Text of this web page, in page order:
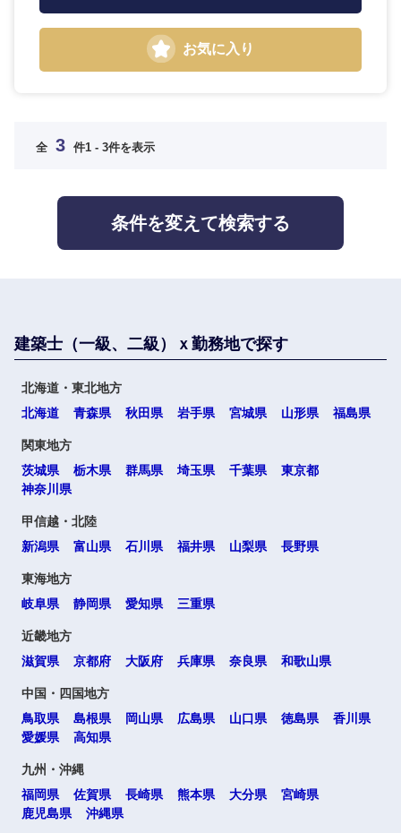
選択する
お気に入り
全 3 件1 - 3件を表示
条件を変えて検索する
建築士（一級、二級）ｘ勤務地で探す
北海道・東北地方
北海道
青森県 秋田県 岩手県 宮城県 山形県 福島県
関東地方
茨城県
栃木県 群馬県 埼玉県 千葉県
東京都
神奈川県
甲信越・北陸
新潟県
富山県 石川県 福井県 山梨県 長野県
東海地方
岐阜県
静岡県 愛知県 三重県
近畿地方
滋賀県
京都府 大阪府 兵庫県 奈良県 和歌山県
中国・四国地方
鳥取県
島根県 岡山県 広島県 山口県 徳島県
香川県
愛媛県
高知県
九州・沖縄
福岡県
佐賀県 長崎県 熊本県 大分県
宮崎県
鹿児島県
沖縄県